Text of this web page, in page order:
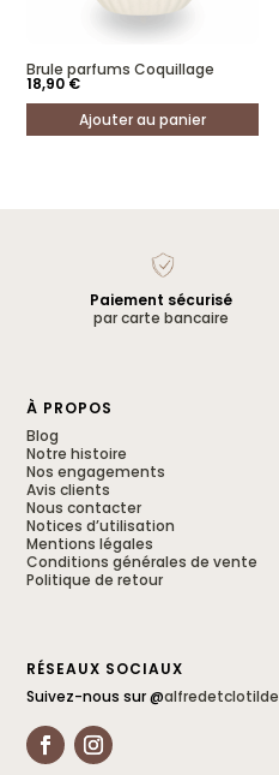
Brule parfums Coquillage
18,90€
Ajouter au panier
Paiement sécurisé
par carte bancaire
À PROPOS
Blog
Notre histoire
Nos engagements
Avis clients
Nous contacter
Notices d’utilisation
Mentions légales
Conditions générales de vente
Politique de retour
RÉSEAUX SOCIAUX
Suivez-nous sur @alfredetclotilde